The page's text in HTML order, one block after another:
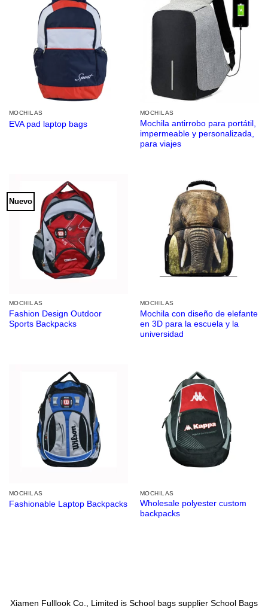
MOCHILAS
EVA pad laptop bags
MOCHILAS
Mochila antirrobo para portátil,
impermeable y personalizada,
para viajes
Nuevo
MOCHILAS
Fashion Design Outdoor
Sports Backpacks
MOCHILAS
Mochila con diseño de elefante
en 3D para la escuela y la
universidad
MOCHILAS
Fashionable Laptop Backpacks
MOCHILAS
Wholesale polyester custom
backpacks
Xiamen Fulllook Co., Limited is School bags supplier School Bags